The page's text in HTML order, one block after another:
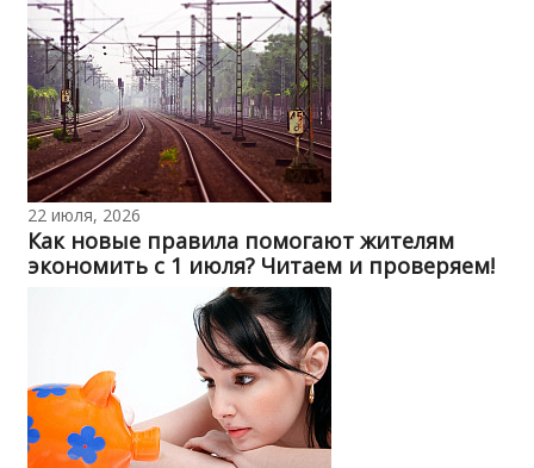
22 июля, 2026
Как новые правила помогают жителям
экономить с 1 июля? Читаем и проверяем!